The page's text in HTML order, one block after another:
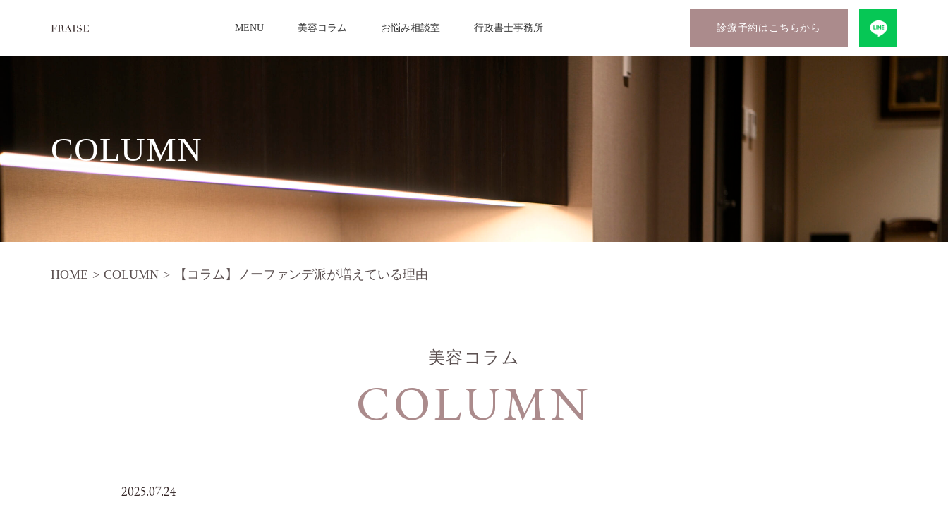
MENU 美容コラム お悩み相談室 行政書士事務所 診療予約はこちらから
COLUMN
HOME > COLUMN > 【コラム】ノーファンデ派が増えている理由
美容コラム
COLUMN
2025.07.24